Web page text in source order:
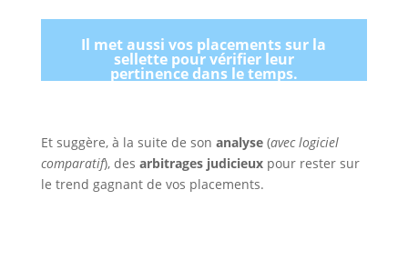
Il met aussi vos placements sur la
sellette pour vérifier leur
pertinence dans le temps.
Et suggère, à la suite de son analyse(avec logiciel
comparatif), des arbitrages judicieuxpour rester sur
le trend gagnant de vos placements.